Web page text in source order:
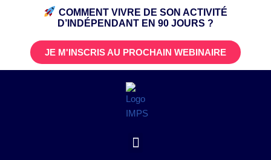
COMMENT VIVRE DE SON ACTIVITÉ
D’INDÉPENDANT EN 90 JOURS ?
JE M'INSCRIS AU PROCHAIN WEBINAIRE